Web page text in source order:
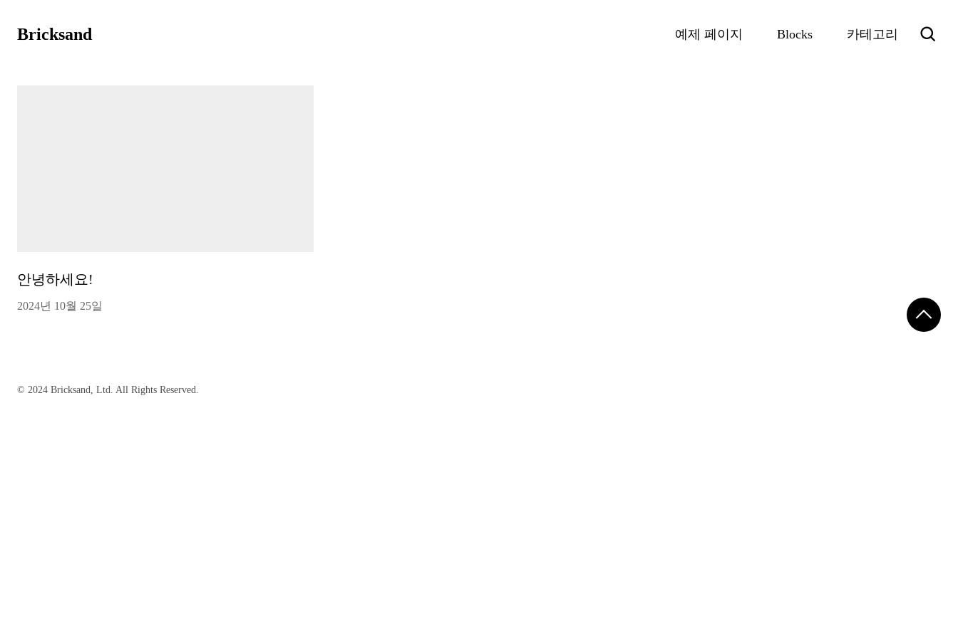
Bricksand
메뉴
예제 페이지 Blocks 카테고리
안녕하세요!
2024년 10월 25일
© 2024 Bricksand, Ltd. All Rights Reserved.